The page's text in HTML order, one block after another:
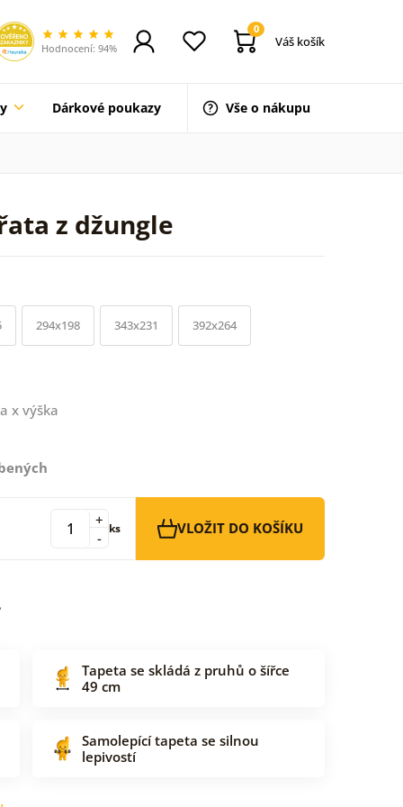
Hodnocení: 94%
0
Váš košík
Dárkové poukazy Vše o nákupu
z džungle
294x198 343x231 392x264
x výška
-
+ ks VLOŽIT DO KOŠÍKU
Tapeta se skládá z pruhů o šířce
49 cm
Samolepící tapeta se silnou
lepivostí